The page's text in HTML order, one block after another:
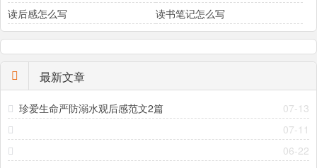
读后感怎么写
读书笔记怎么写
最新文章
07-13
珍爱生命严防溺水观后感范文2篇
07-11
06-22